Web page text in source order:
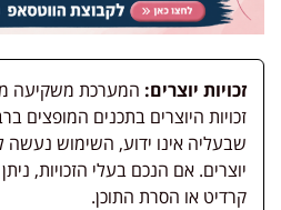
זכויות יוצרים: המערכת משקיעה
זכויות היוצרים בתכנים המופצים
יוצרים. אם הנכם בעלי הזכויות,
קרדיט או הסרת התוכן.